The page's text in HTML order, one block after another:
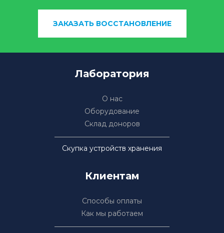
ЗАКАЗАТЬ ВОССТАНОВЛЕНИЕ
Лаборатория
О нас
Оборудование
Склад доноров
Скупка устройств хранения
Клиентам
Способы оплаты
Как мы работаем